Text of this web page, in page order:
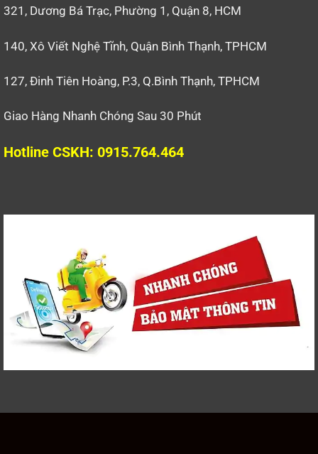
321, Dương Bá Trạc, Phường 1, Quận 8, HCM
140, Xô Viết Nghệ Tĩnh, Quận Bình Thạnh, TPHCM
127, Đinh Tiên Hoàng, P.3, Q.Bình Thạnh, TPHCM
Giao Hàng Nhanh Chóng Sau 30 Phút
Hotline CSKH: 0915.764.464